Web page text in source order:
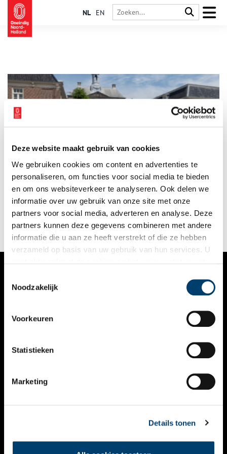
Deze website maakt gebruik van cookies
We gebruiken cookies om content en advertenties te
personaliseren, om functies voor social media te bieden
en om ons websiteverkeer te analyseren. Ook delen we
informatie over uw gebruik van onze site met onze
partners voor social media, adverteren en analyse. Deze
partners kunnen deze gegevens combineren met andere
informatie die u aan ze heeft verstrekt of die ze hebben
verzameld op basis van uw gebruik van hun services. U
Noodzakelijk
Voorkeuren
Statistieken
Marketing
Details tonen
NL EN
Bier, jenever, chocolade – Weesp was er ooit wereldberoemd
om. Trekschuiten met bier voeren af en aan naar Amsterdam.
De jenever ging mee op de zeilschepen naar de Oost.
VERHALEN
KALENDER
THEMA’S
VIDEO’S
CONTACT